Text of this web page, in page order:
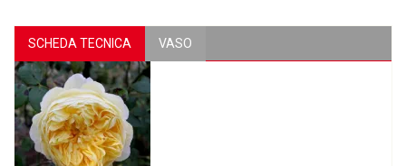
SCHEDA TECNICA VASO